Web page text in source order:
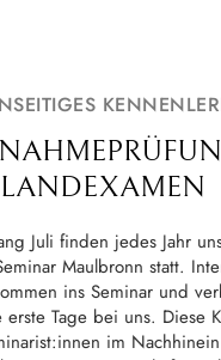
LANDEXAMEN
Juli finden jedes Jahr
Maulbronn statt.
ins Seminar und
erste Tage bei uns. Diese
im